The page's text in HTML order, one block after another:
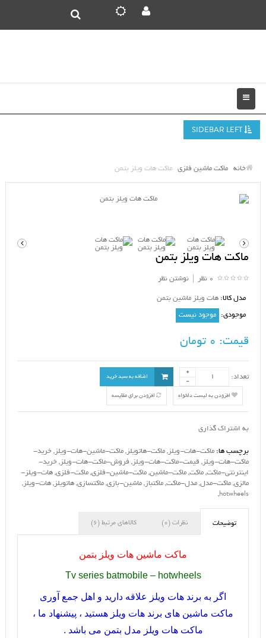
خانه ماکت ماشین فلزی ماکت هات ویلز بتمن
ماکت هات ویلز بتمن
0 نظر نوشتن نظر
مدل کالا: هات ویلز ماشین بتمن
موجودی: موجود نیست
قیمت:
تعداد: اضافه به سبد خرید
افزودن به لیست دلخواه افزودن برای مقایسه
به اشتراک گذاری
برچسب ها: ماکت-هات-ویلز , ماکت-هاتویلز , ماکت-ماشین-هات-ویلز , خرید-
ماکت-هات-ویلز , قیمت-ماکت-هات-ویلز , فروش-ماکت-هات-ویلز , خرید-
اینترنتی-ماکت, ماکت, ماکت-ماشین, ماکت-ماشین-فلزی, ماکت-فلزی, هات-ویلز-
مالزی, ماکت-مدل, مدل-ماکت, ماکتباز , ماشین-بازی, ماکتسازی, هاتویلز , هات-ویلز ,
hotwheels
,
توضیحات نظرات (0) کالاهای مرتبط (6)
ماکت ماشین هات ویلز بتمن
Tv series batmobile – hotwheels
اگر به برند هات ویلز علاقه دارید و اهل جمع آوری
ماکت ماشین های برند هات ویلز هستید ، پیشنهاد ما ،
ماکت هات ویلز مدل بتمن می باشد .